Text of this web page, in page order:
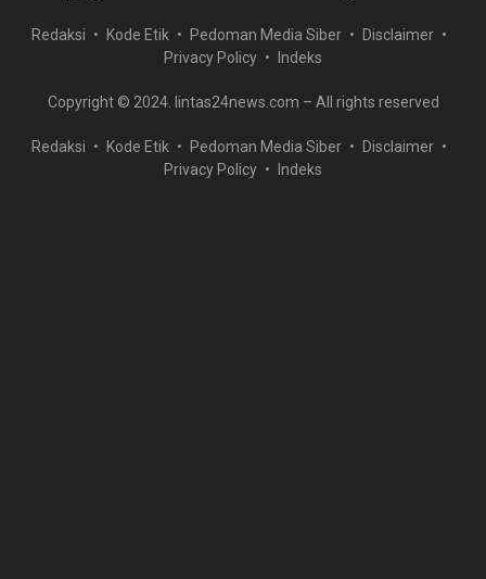
Redaksi Kode Etik Pedoman Media Siber
Disclaimer
Privacy Policy
Indeks
Copyright © 2024. lintas24news.com – All rights reserved
Redaksi Kode Etik Pedoman Media Siber
Disclaimer
Privacy Policy
Indeks